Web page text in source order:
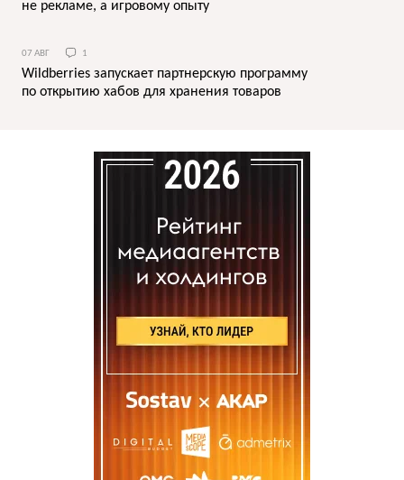
не рекламе, а игровому опыту
07 АВГ 1
Wildberries запускает партнерскую программу
по открытию хабов для хранения товаров